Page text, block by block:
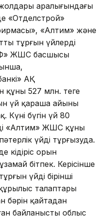
аралығындағы
«Отделстрой»
«Алтим» және
тұрғын үйлерді
ЖШС басшысы
АҚ
527 млн. теңге
үй қараша айының
Күні бүгін үй 80
«Алтим» ЖШС құны
үйді тұрғызуда.
кідіріс орын
бітпек. Керісінше
үйдің бірінші
талаптары
бәрін қайтадан
байланысты облыс